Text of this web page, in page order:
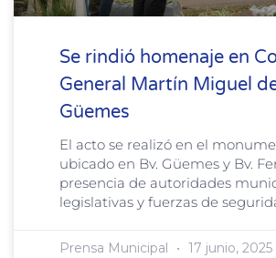
Se rindió homenaje en
General Martín Miguel
Güemes
El acto se realizó en el
ubicado en Bv. Güemes y Bv.
presencia de autoridades
legislativas y fuerzas de
Prensa Municipal 17 junio, 2025